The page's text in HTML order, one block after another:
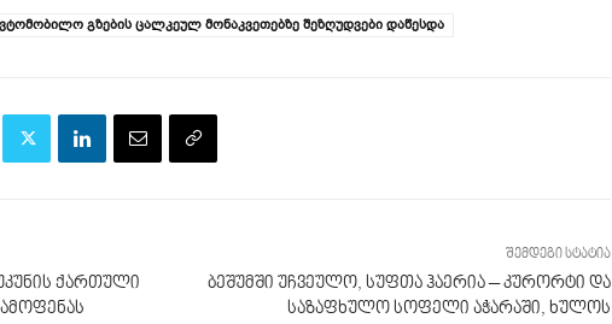
გზების ცალკეულ მონაკვეთებზე შეზღუდვები დაწესდა
ქართული
შემდეგი სტატია
ბეშუმში უჩვეულო, სუფთა ჰაერია – კურორტი და
საზაფხულო სოფელი აჭარაში, ხულოს